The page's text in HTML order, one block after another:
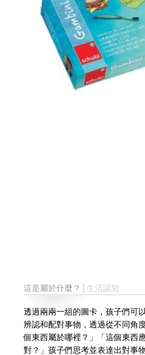
這是屬於什麼？ │生活認知
透過兩兩一組的圖卡，孩子們可
辨認和配對事物，透過從不同角
個東西屬於哪裡？」「這個東西
對？」孩子們思考並表達出對事